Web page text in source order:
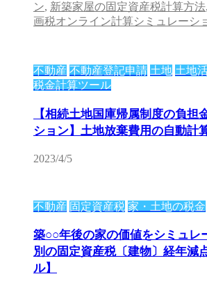
ン, 新築家屋の固定資産税計算方法,
画税オンライン計算シミュレーシ
不動産 不動産登記申請 土地 土地
税金計算ツール
【相続土地国庫帰属制度の負担
ション】土地放棄費用の自動計
2023/4/5
不動産 固定資産税 家・土地の税金
築○○年後の家の価値をシミュレ
別の固定資産税〔建物〕経年減
ル】